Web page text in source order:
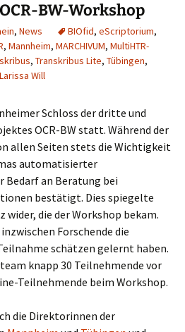
BW-Workshop
, News BIOfid, eScriptorium,
, Mannheim, MARCHIVUM, MultiHTR-
, Transkribus Lite, Tübingen,
Larissa Will
Schloss der dritte und
OCR-BW statt. Während der
allen Seiten stets die Wichtigkeit
automatisierter
Bedarf an Beratung bei
bestätigt. Dies spiegelte
wider, die der Workshop bekam.
Forschende die
schätzen gelernt haben.
knapp 30 Teilnehmende vor
Teilnehmende beim Workshop.
die Direktorinnen der